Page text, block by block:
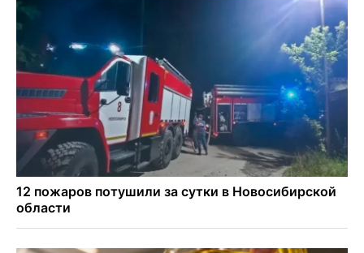
Знаменитый орангутан Бату отметил юбилей в
новосибирском зоопарке
Новосибирские хирурги спасли сердце восьмиклассницы
с донорским клапаном